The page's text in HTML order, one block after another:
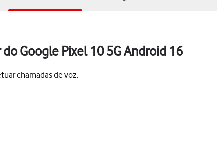
Google Pixel 10 5G Android 16
chamadas de voz.